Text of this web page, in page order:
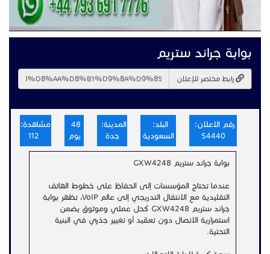
بوابة جراند ستريم
رابط مختصر للإعلان
رقم الاعلان:
54440
البلد:
السعودية
المدينة:
جدة
48
يوم
مشاهدة:
بوابة جراند ستريم GXW4248
عندما تحتاج المؤسسات إلى الحفاظ على خطوط الهاتف
التقليدية مع الانتقال التدريجي إلى عالم VoIP، تظهر بوابة
جراند ستريم GXW4248 كحل عملي وموثوق يضمن
استمرارية الاتصال دون تعقيد أو تغيير جذري في البنية
التحتية.